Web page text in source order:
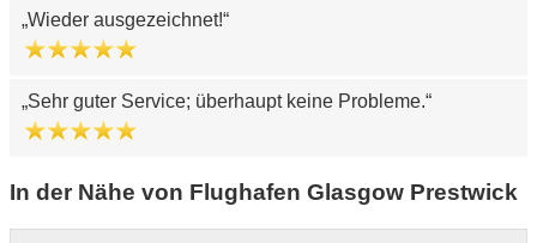
Wieder ausgezeichnet!
Sehr guter Service; überhaupt keine Probleme.
In der Nähe von Flughafen Glasgow Prestwick